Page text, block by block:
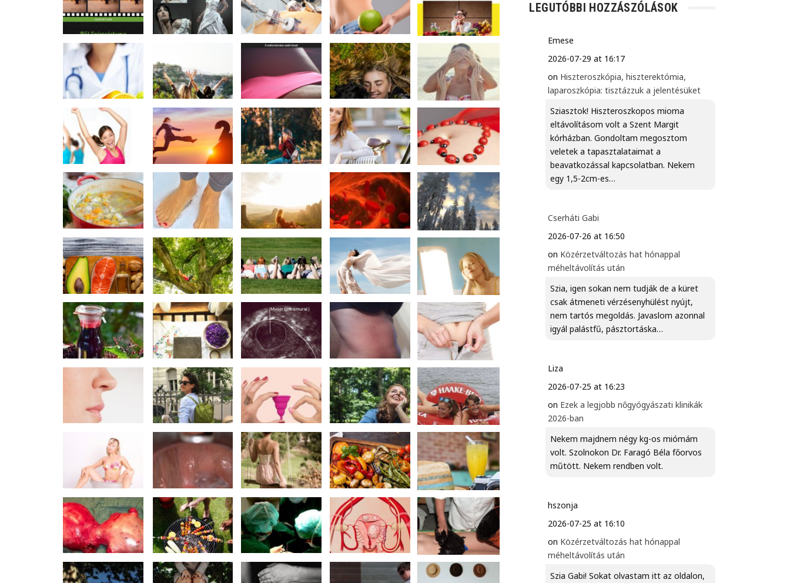
LEGUTÓBBI HOZZÁSZÓLÁSOK
Emese
2026-07-29 at 16:17
on Hiszteroszkópia, hiszterektómia,
laparoszkópia: tisztázzuk a jelentésüket
Sziasztok! Hiszteroszkopos mioma
eltávolításom volt a Szent Margit
kórházban. Gondoltam megosztom
veletek a tapasztalataimat a
beavatkozással kapcsolatban. Nekem
egy 1,5-2cm-es…
Cserháti Gabi
2026-07-26 at 16:50
on Közérzetváltozás hat hónappal
méheltávolítás után
Szia, igen sokan nem tudják de a küret
csak átmeneti vérzésenyhülést nyújt,
nem tartós megoldás. Javaslom azonnal
igyál palástfű, pásztortáska…
Liza
2026-07-25 at 16:23
on Ezek a legjobb nőgyógyászati klinikák
2026-ban
Nekem majdnem négy kg-os miómám
volt. Szolnokon Dr. Faragó Béla főorvos
műtött. Nekem rendben volt.
hszonja
2026-07-25 at 16:10
on Közérzetváltozás hat hónappal
méheltávolítás után
Szia Gabi! Sokat olvastam itt az oldalon,